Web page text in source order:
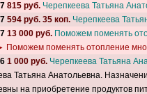
815 руб. Черепкеева Татьяна
594 руб. 35 коп. Черепкеева
13 000 руб. Поможем поменять
Поможем поменять отопление
1 000 руб. Черепкеева Татьяна
Татьяна Анатольевна.
на приобретение продуктов